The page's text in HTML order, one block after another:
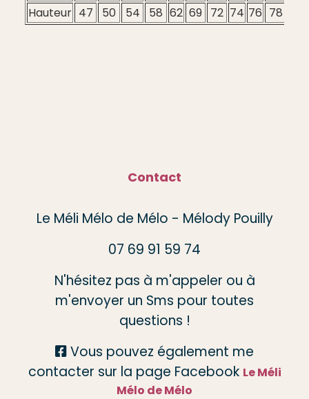
Hauteur 47 50 54 58 62 69 72 74 76 78
Contact
Le Méli Mélo de Mélo - Mélody Pouilly
07 69 91 59 74
N'hésitez pas à m'appeler ou à
m'envoyer un Sms pour toutes
questions !
 Vous pouvez également me
contacter sur la page Facebook Le Méli
Mélo de Mélo